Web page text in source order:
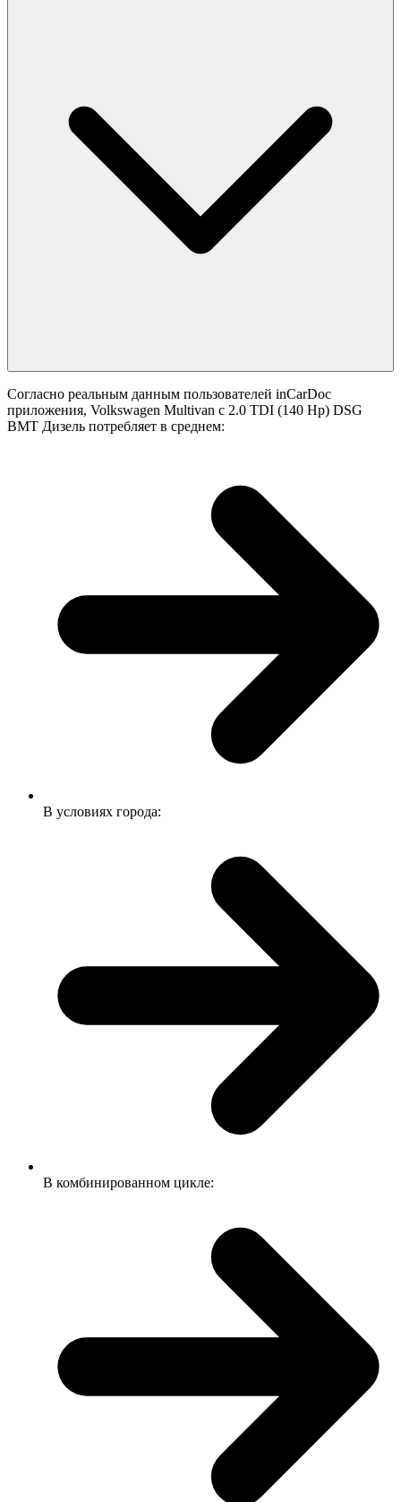
Согласно реальным данным пользователей inCarDoc
приложения, Volkswagen Multivan с 2.0 TDI (140 Hp) DSG
BMT Дизель потребляет в среднем:
В условиях города:
В комбинированном цикле: